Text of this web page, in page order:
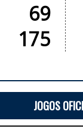
69
175
JOGOS